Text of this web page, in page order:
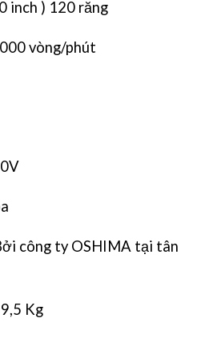
inch ) 120 răng
vòng/phút
công ty OSHIMA tại tân
Kg